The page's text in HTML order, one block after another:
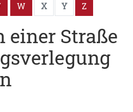
W X Y Z
einer Straße